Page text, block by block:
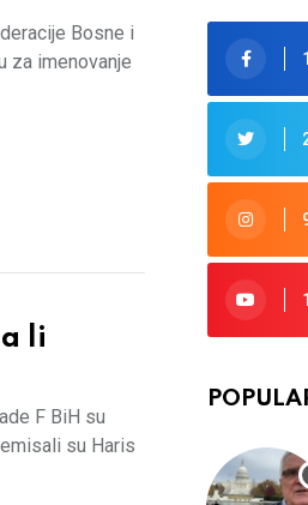
Bosne i
za imenovanje
li
F BiH su
su Haris